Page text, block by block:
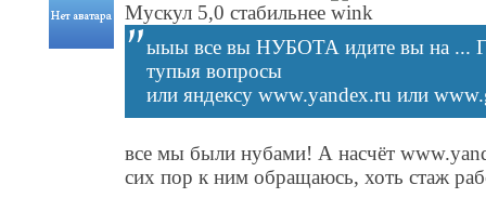
Мускул 5,0 стабильнее
ыыы все вы НУБОТА идите вы на ...
тупыя вопросы
или яндексу www.yandex.ru или
все мы были нубами! А насчёт
сих пор к ним обращаюсь, хоть стаж